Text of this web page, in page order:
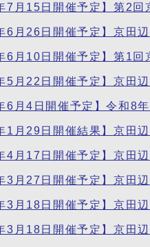
7月15日開催予定】第2
6月26日開催予定】京田
6月10日開催予定】第1
5月22日開催予定】京田
6月4日開催予定】令和8
1月29日開催結果】京田
4月17日開催予定】京田
3月27日開催予定】京田
3月18日開催予定】京田
3月18日開催予定】京田